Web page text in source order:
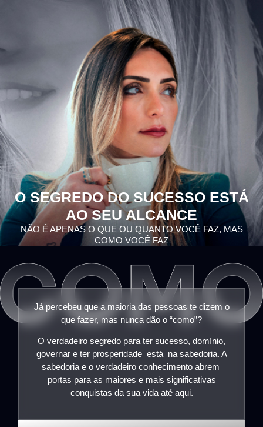
O SEGREDO DO SUCESSO ESTÁ
AO SEU ALCANCE
NÃO É APENAS O QUE OU QUANTO VOCÊ FAZ, MAS
COMO VOCÊ FAZ
Já percebeu que a maioria das pessoas te dizem o
que fazer, mas nunca dão o “como”?
O verdadeiro segredo para ter sucesso, domínio,
governar e ter prosperidade está na sabedoria. A
sabedoria e o verdadeiro conhecimento abrem
portas para as maiores e mais significativas
conquistas da sua vida até aqui.